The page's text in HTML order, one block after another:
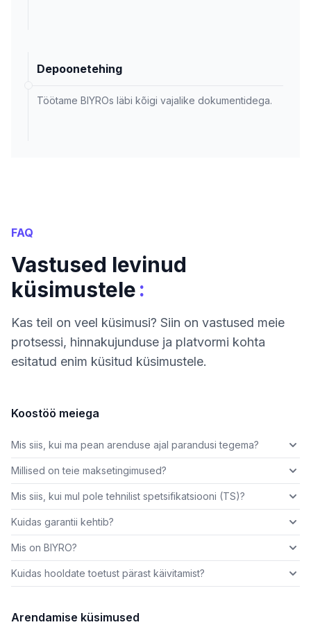
Depoonetehing
Töötame BIYROs läbi kõigi vajalike dokumentidega.
FAQ
Vastused levinud
küsimustele:
Kas teil on veel küsimusi? Siin on vastused meie
protsessi, hinnakujunduse ja platvormi kohta
esitatud enim küsitud küsimustele.
Koostöö meiega
Mis siis, kui ma pean arenduse ajal parandusi tegema?
Millised on teie maksetingimused?
Mis siis, kui mul pole tehnilist spetsifikatsiooni (TS)?
Kuidas garantii kehtib?
Mis on BIYRO?
Kuidas hooldate toetust pärast käivitamist?
Arendamise küsimused